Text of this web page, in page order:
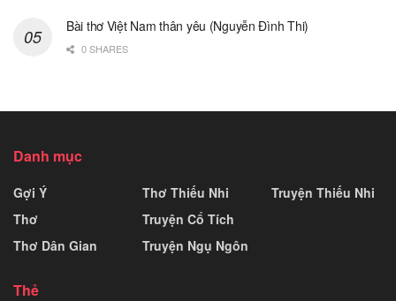
Bài thơ Việt Nam thân yêu (Nguyễn Đình Thi)
0 SHARES
Danh mục
Gợi Ý
Thơ
Thơ Dân Gian
Thơ Thiếu Nhi
Truyện Cổ Tích
Truyện Ngụ Ngôn
Truyện Thiếu Nhi
Thẻ